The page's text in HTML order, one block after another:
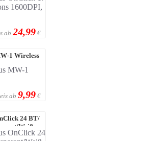
ab 24,99 €
1 Wireless
ab 9,99 €
24 BT/
Weiß